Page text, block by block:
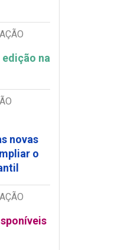
na
novas
o